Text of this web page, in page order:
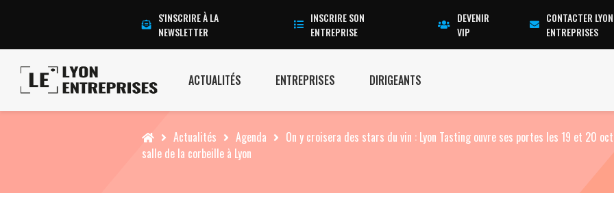
S'INSCRIRE À LA
NEWSLETTER
INSCRIRE SON
ENTREPRISE
DEVENIR
VIP
CONTACTER LYON
ENTREPRISES
ACTUALITÉS ENTREPRISES DIRIGEANTS
Accueil Actualités Agenda
On y croisera des stars du vin : Lyon Tasting ouvre ses portes les 19 et 20
salle de la corbeille à Lyon